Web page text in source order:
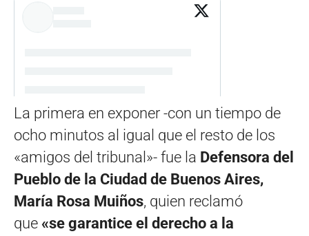
La primera en exponer -con un tiempo de
ocho minutos al igual que el resto de los
«amigos del tribunal»- fue la Defensora del
Pueblo de la Ciudad de Buenos Aires,
María Rosa Muiños, quien reclamó
que «se garantice el derecho a la